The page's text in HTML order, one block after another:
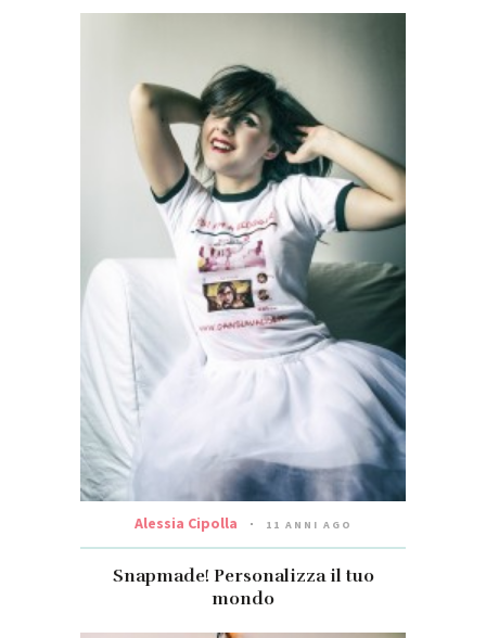
Alessia Cipolla 11 ANNI AGO
Snapmade! Personalizza il tuo
mondo